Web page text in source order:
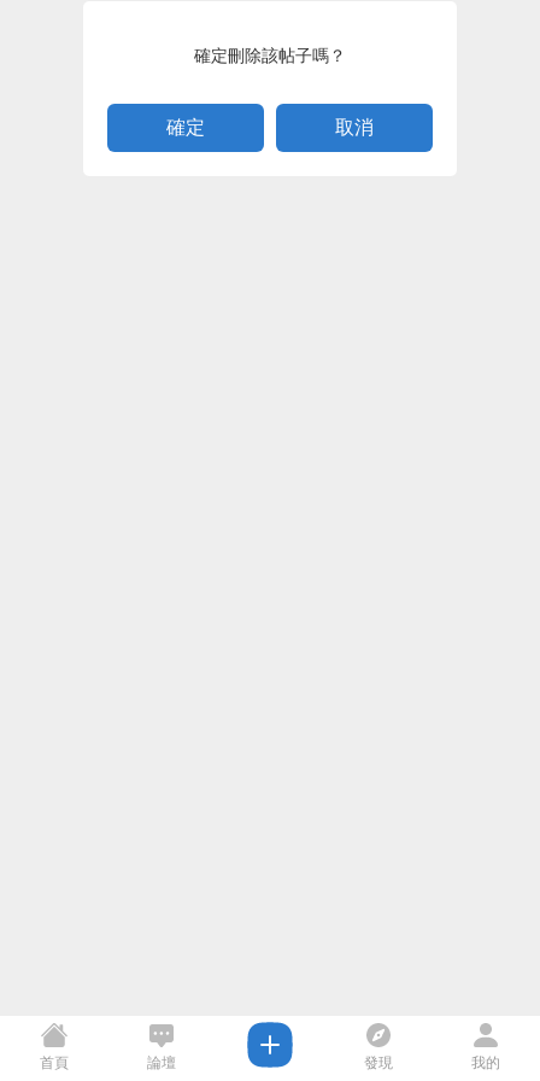
確定刪除該帖子嗎？
取消
首頁 論壇 發現 我的